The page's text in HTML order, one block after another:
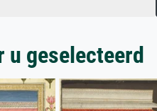
u geselecteerd